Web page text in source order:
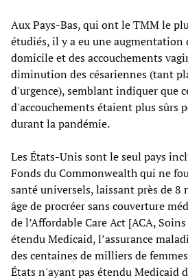
Aux Pays-Bas, qui ont le TMM le
étudiés, il y a eu une augmentation
domicile et des accouchements
diminution des césariennes (tant
d'urgence), semblant indiquer que
d'accouchements étaient plus sûrs
durant la pandémie.
Les États-Unis sont le seul pays
Fonds du Commonwealth qui ne
santé universels, laissant près de
âge de procréer sans couverture
de l’Affordable Care Act [ACA,
étendu Medicaid, l’assurance
des centaines de milliers de
États n'ayant pas étendu Medicaid